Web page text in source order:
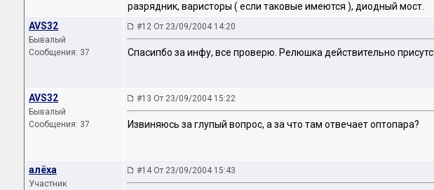
разрядник, варисторы ( если таковые имеются ), диодный мост.
AVS32
Бывалый
Сообщения: 37
#12 От 23/09/2004 14:20
Спасипбо за инфу, все проверю. Релюшка действительно
AVS32
Бывалый
Сообщения: 37
#13 От 23/09/2004 15:22
Извиняюсь за глупый вопрос, а за что там отвечает оптопара?
алёха
Участник
#14 От 23/09/2004 15:43